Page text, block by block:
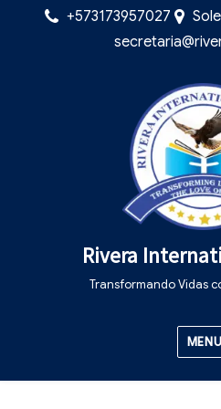
+573173957027
Rivera
Transformando Vidas
MENU